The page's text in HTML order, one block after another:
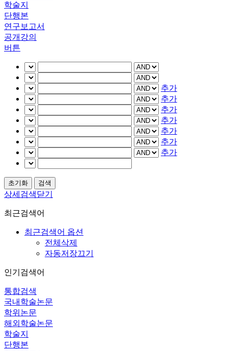
학술지
단행본
연구보고서
공개강의
버튼
추가
추가
추가
추가
추가
추가
추가
상세검색닫기
최근검색어
최근검색어 옵션
전체삭제
자동저장끄기
인기검색어
통합검색
국내학술논문
학위논문
해외학술논문
학술지
단행본